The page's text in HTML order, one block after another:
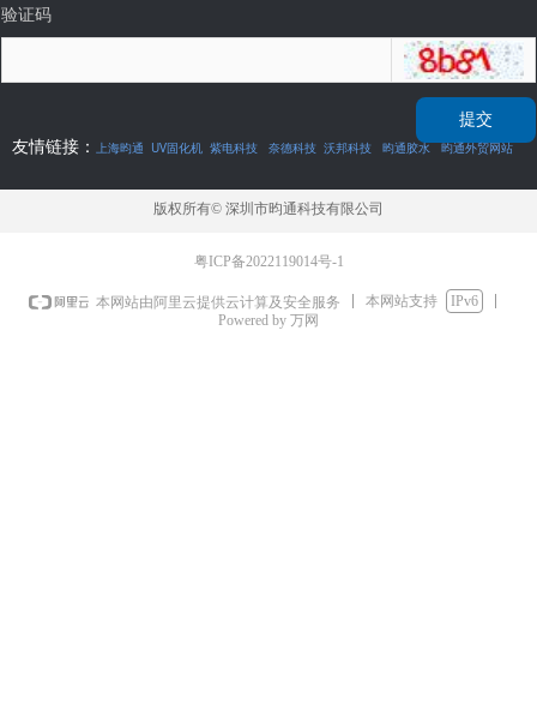
验证码
提交
友情链接： 上海昀通 UV固化机 紫电科技 奈德科技 沃邦科技 昀通胶水 昀通外贸网站
版权所有© 深圳市昀通科技有限公司
粤ICP备2022119014号-1
本网站由阿里云提供云计算及安全服务 本网站支持
IPv6
Powered by 万网